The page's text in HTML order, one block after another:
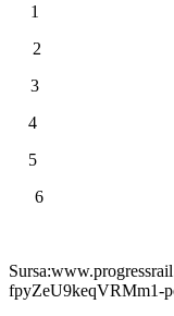
1 4
2 8
3 10
4 19
5 27
6 48
fpyZeU9keqVRMm1-